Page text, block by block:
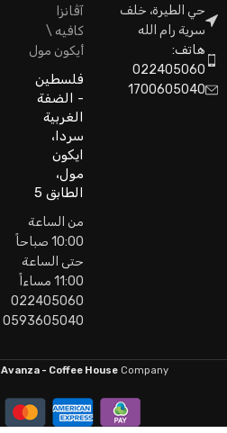
حي الطيرة، خلف
سرية رام الله
هاتف:
022405060
1700605040
آڤانزا
كافيه \
أيكون مول
فلسطين
- الضفة
الغربية
سردا،
ايكون
مول،
الطابق 5
من الساعة
10:00 صباحاً
حتى الساعة
11:00 مساءاً
0593605040
Avanza - Coffee HouseCompany